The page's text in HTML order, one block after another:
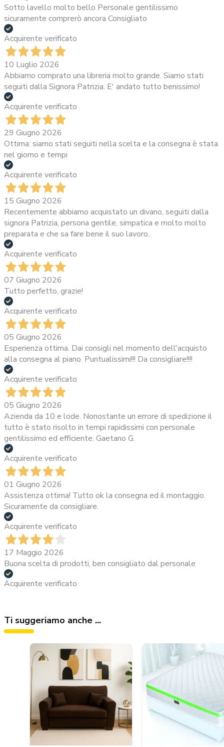
Sotto lavello molto bello Personale gentilissimo
sicuramente comprerò ancora Consigliato
Acquirente verificato
10 Luglio 2026
Abbiamo comprato una libreria molto grande. Siamo stati
seguiti dalla Signora Patrizia. E' andato tutto benissimo!
Acquirente verificato
29 Giugno 2026
Ottima: siamo stati seguiti nella scelta e la consegna è stata
nel giorno e tempi
Acquirente verificato
15 Giugno 2026
Recentemente abbiamo acquistato un divano, seguiti dalla
signora Patrizia, persona gentile, simpatica e molto molto
preparata e che sa fare bene il suo lavoro..
Acquirente verificato
07 Giugno 2026
Tutto perfetto, grazie!
Acquirente verificato
05 Giugno 2026
Esperienza ottima. Dai consigli nel momento dell'acquisto
alla consegna al piano. Puntualissimi!!! Da consigliare!!!!
Acquirente verificato
05 Giugno 2026
Azienda da 10 e lode. Nonostante un errore di spedizione il
tutto è stato risolto in tempi rapidissimi con personale
gentilissimo ed efficiente. Gaetano G.
Acquirente verificato
01 Giugno 2026
Assistenza ottima! Tutto ok la consegna ed il montaggio.
Sicuramente da consigliare.
Acquirente verificato
17 Maggio 2026
Buona scelta di prodotti, ben consigliato dal personale
Acquirente verificato
Ti suggeriamo anche ...